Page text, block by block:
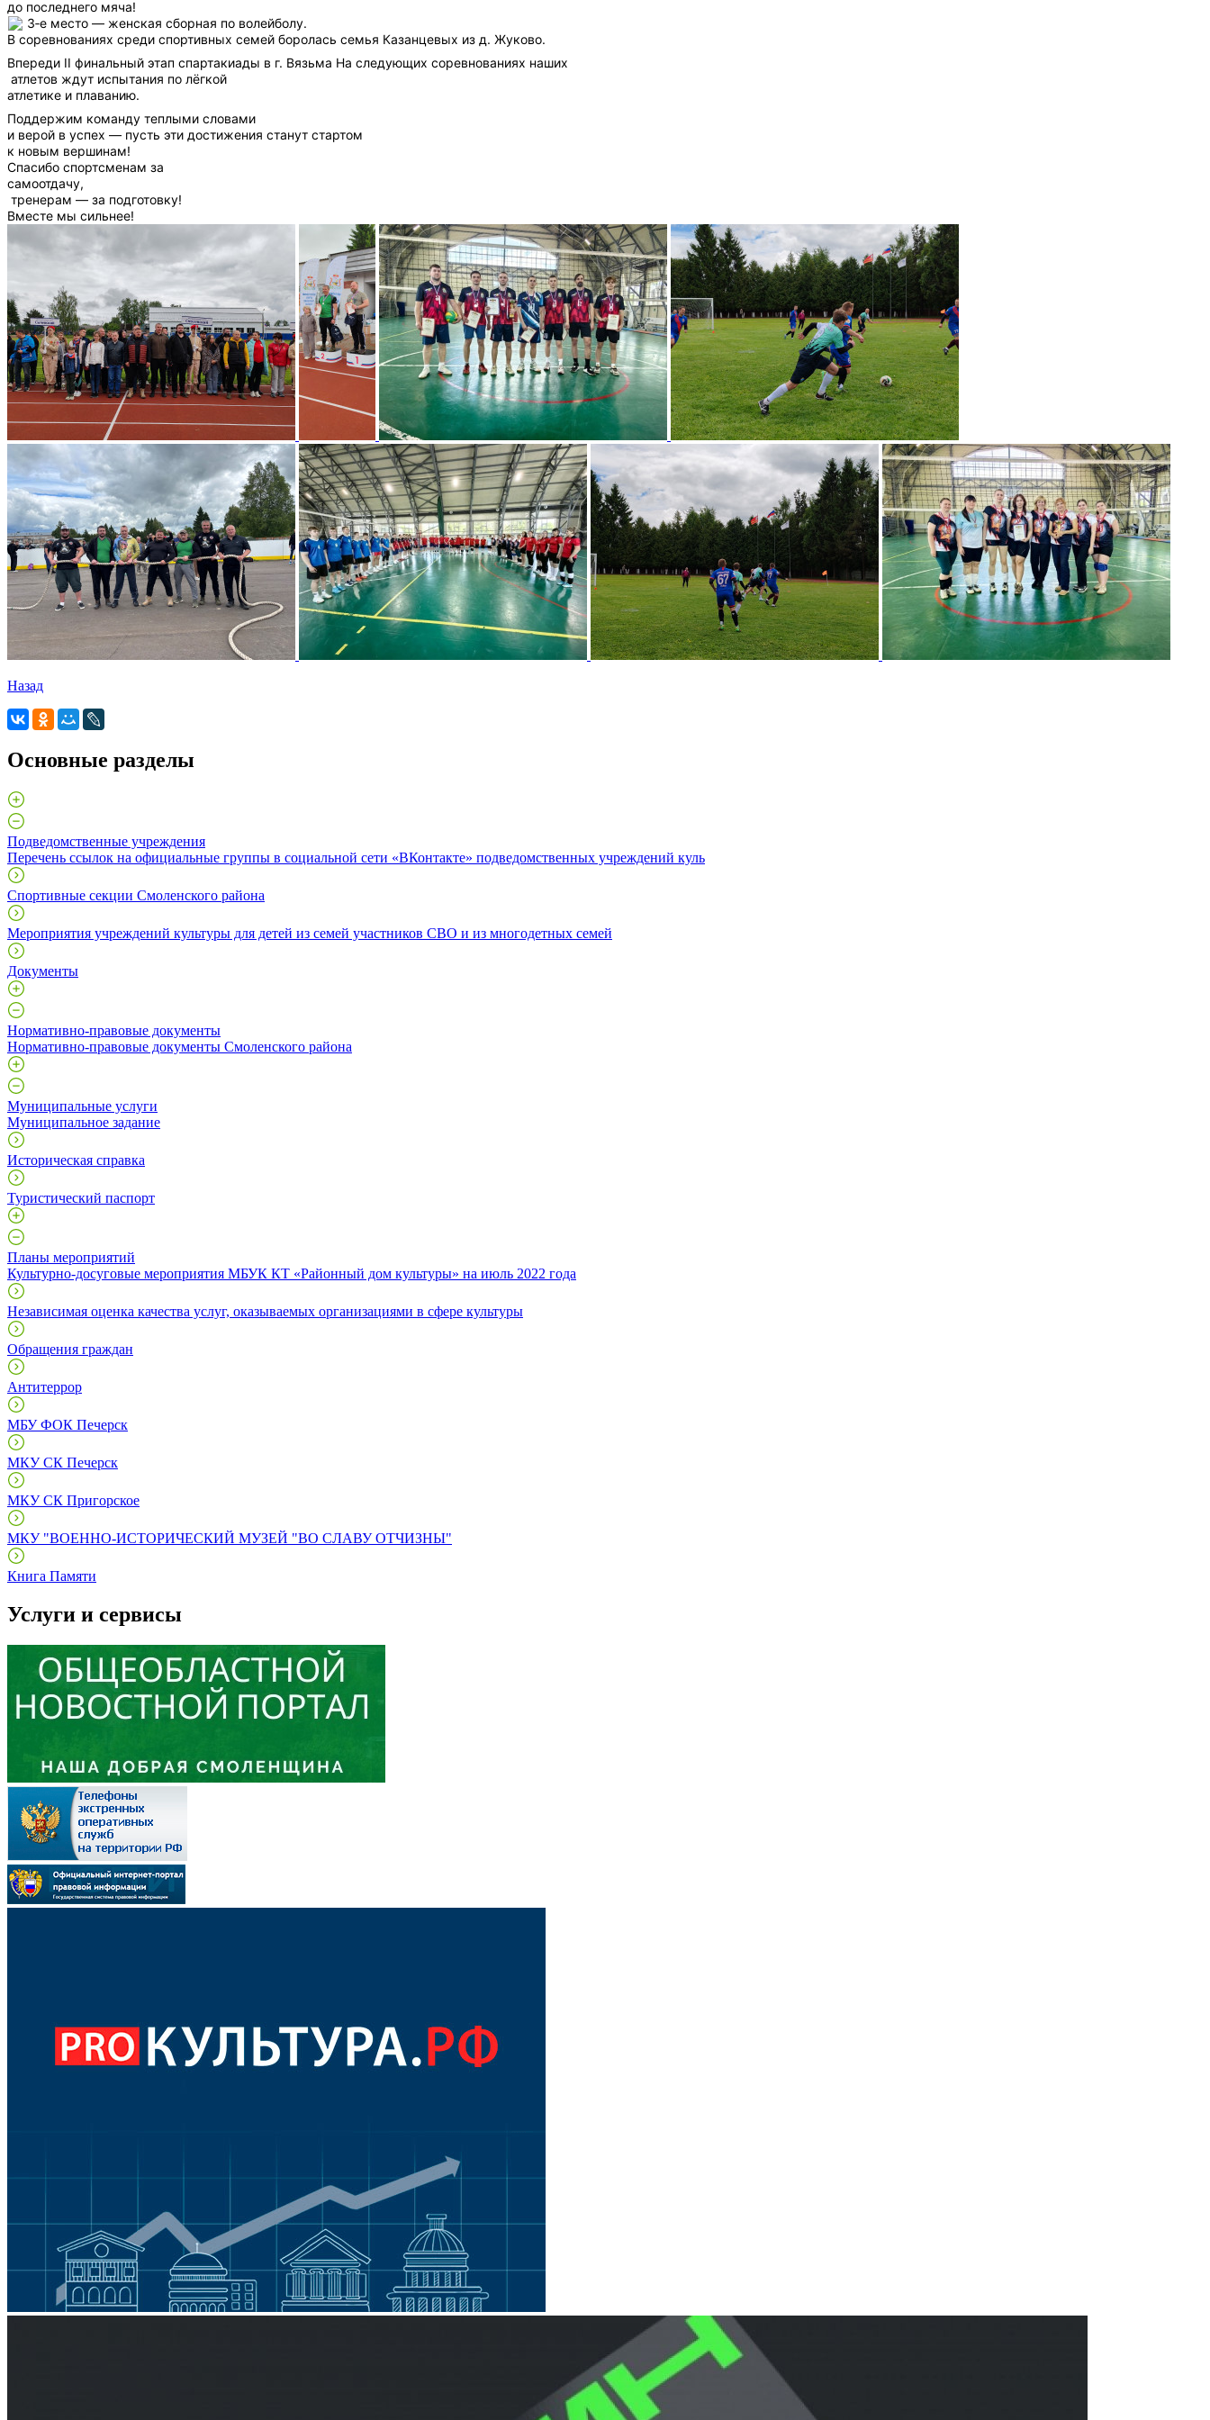
до последнего мяча!
3‑е место — женская сборная по волейболу.
В соревнованиях среди спортивных семей боролась семья Казанцевых из д. Жуково.
Впереди II финальный этап спартакиады в г. Вязьма На следующих соревнованиях наших
атлетов ждут испытания по лёгкой
атлетике и плаванию.
Поддержим команду теплыми словами
и верой в успех — пусть эти достижения станут стартом
к новым вершинам!
Спасибо спортсменам за
самоотдачу,
тренерам — за подготовку!
Вместе мы сильнее!
Назад
Основные разделы
Подведомственные учреждения
Перечень ссылок на официальные группы в социальной сети «ВКонтакте» подведомственных учреждений куль
Спортивные секции Смоленского района
Мероприятия учреждений культуры для детей из семей участников СВО и из многодетных семей
Документы
Нормативно-правовые документы
Нормативно-правовые документы Смоленского района
Муниципальные услуги
Муниципальное задание
Историческая справка
Туристический паспорт
Планы мероприятий
Культурно-досуговые мероприятия МБУК КТ «Районный дом культуры» на июль 2022 года
Независимая оценка качества услуг, оказываемых организациями в сфере культуры
Обращения граждан
Антитеррор
МБУ ФОК Печерск
МКУ СК Печерск
МКУ СК Пригорское
МКУ "ВОЕННО-ИСТОРИЧЕСКИЙ МУЗЕЙ "ВО СЛАВУ ОТЧИЗНЫ"
Книга Памяти
Услуги и сервисы